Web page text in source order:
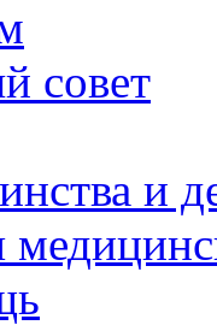
совет
и